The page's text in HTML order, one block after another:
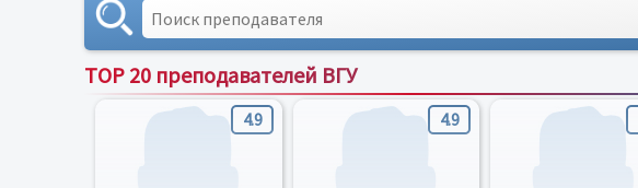
TOP 20 преподавателей ВГУ
4.9 4.9